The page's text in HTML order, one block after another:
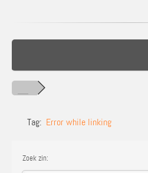
Tag: Error while linking
Zoek zin: